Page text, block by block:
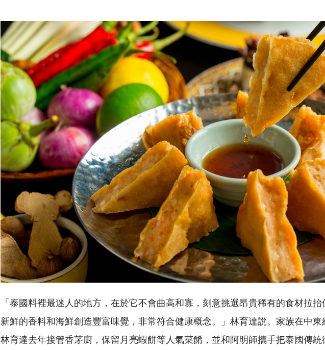
「泰國料裡最迷人的地方，在於它不會曲高和寡，刻意挑選昂貴稀有的食材拉
新鮮的香料和海鮮創造豐富味覺，非常符合健康概念。」林育達說。家族在中東
林育達去年接管香茅廚，保留月亮蝦餅等人氣菜餚，並和阿明師攜手把泰國傳